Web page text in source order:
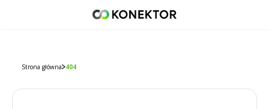
Strona główna 404